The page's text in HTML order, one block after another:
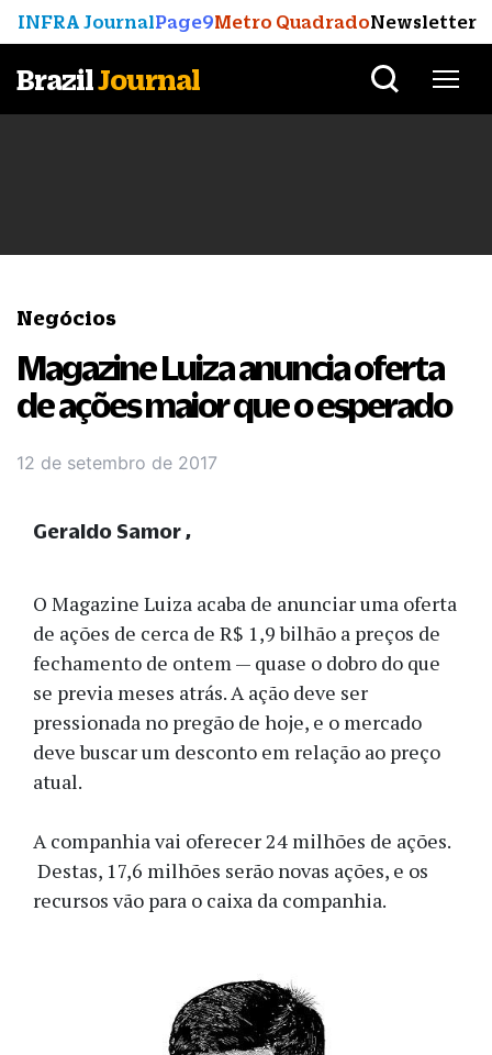
INFRA JournalPage9Metro QuadradoNewsletter
BrazilJournal
Negócios
Magazine Luiza anuncia oferta
de ações maior que o esperado
12 de setembro de 2017
O Magazine Luiza acaba de anunciar uma oferta
de ações de cerca de R$ 1,9 bilhão a preços de
fechamento de ontem — quase o dobro do que
se previa meses atrás. A ação deve ser
pressionada no pregão de hoje, e o mercado
deve buscar um desconto em relação ao preço
atual.
A companhia vai oferecer 24 milhões de ações.
Destas, 17,6 milhões serão novas ações, e os
recursos vão para o caixa da companhia.
Geraldo Samor